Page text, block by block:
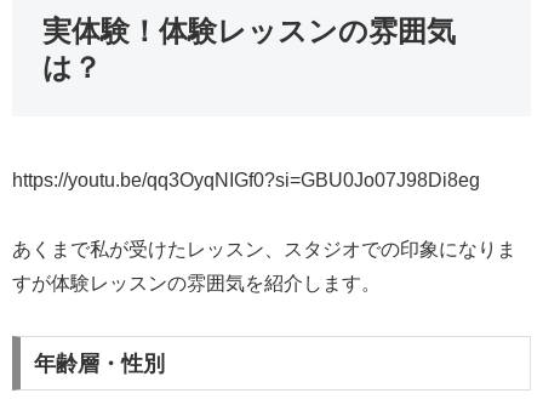
実体験！体験レッスンの雰囲気
は？
https://youtu.be/qq3OyqNIGf0?si=GBU0Jo07J98Di8eg
あくまで私が受けたレッスン、スタジオでの印象になりま
すが体験レッスンの雰囲気を紹介します。
年齢層・性別